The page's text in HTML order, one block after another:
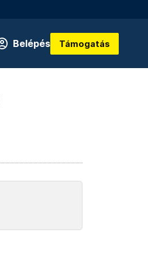
Belépés Támogatás